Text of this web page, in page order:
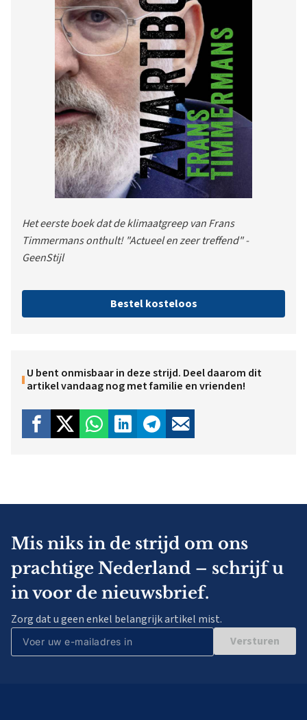
Het eerste boek dat de klimaatgreep van Frans
Timmermans onthult! "Actueel en zeer treffend" -
GeenStijl
Bestel kosteloos
U bent onmisbaar in deze strijd. Deel daarom dit
artikel vandaag nog met familie en vrienden!
Mis niks in de strijd om ons
prachtige Nederland – schrijf u
in voor de nieuwsbrief.
Zorg dat u geen enkel belangrijk artikel mist.
Versturen